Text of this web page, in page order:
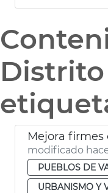
Distrito
Mejora firmes
modificado
PUEBLOS DE
URBANISMO Y